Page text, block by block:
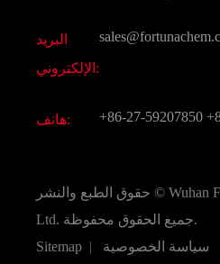
الكيميائية CAS
جميع المواد الكيميائية غرامة
البريد
الإلكتروني:
هاتف: +86-27-59207850
حقوق الطبع والنشر © Wuhan
Ltd.
جميع الحقوق محفوظة.
Sitemap | سياسة الخصوصية